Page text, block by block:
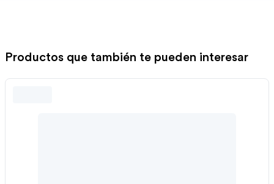
Productos que también te pueden interesar